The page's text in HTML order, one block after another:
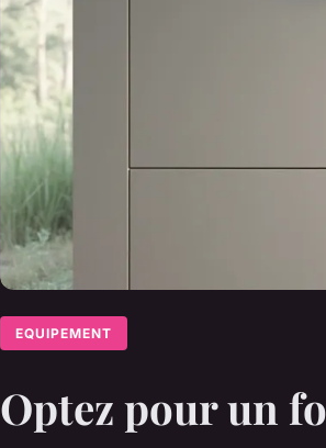
EQUIPEMENT
Optez pour un